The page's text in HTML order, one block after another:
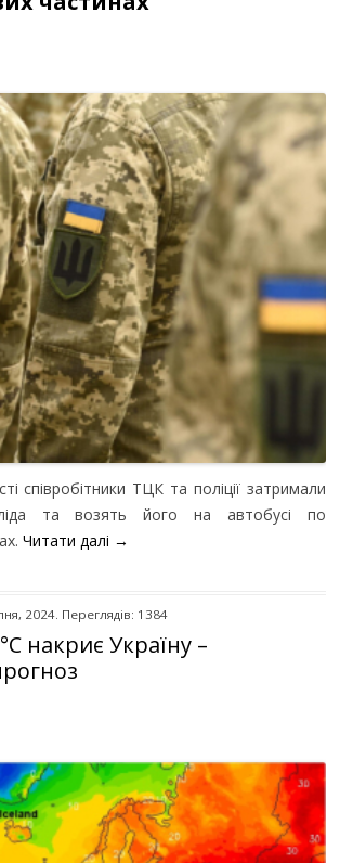
співробітники ТЦК та поліції затримали
та возять його на автобусі по
Читати далі →
2024. Переглядів: 1384
накриє Україну –